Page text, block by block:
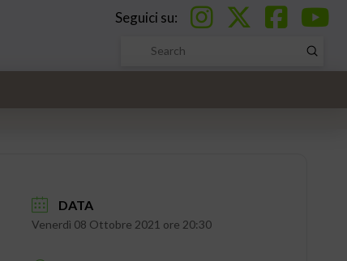
Seguici su:
Search
Submit
DATA
Venerdì 08 Ottobre 2021 ore 20:30